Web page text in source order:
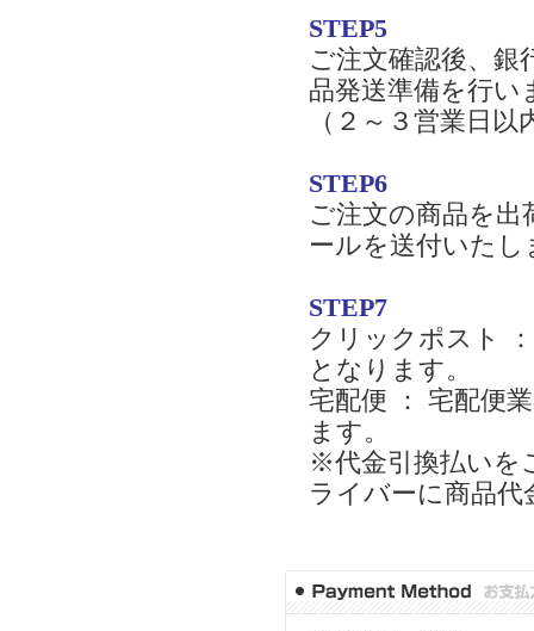
STEP5
ご注文確認後、銀
品発送準備を行い
（２～３営業日
STEP6
ご注文の商品を出
ールを送付いたし
STEP7
クリックポスト
となります。
宅配便 ： 宅配便
ます。
※代金引換払いを
ライバーに商品